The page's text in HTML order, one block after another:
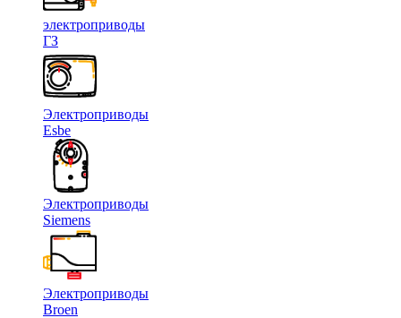
электроприводы
ГЗ
Электроприводы
Esbe
Электроприводы
Siemens
Электроприводы
Broen